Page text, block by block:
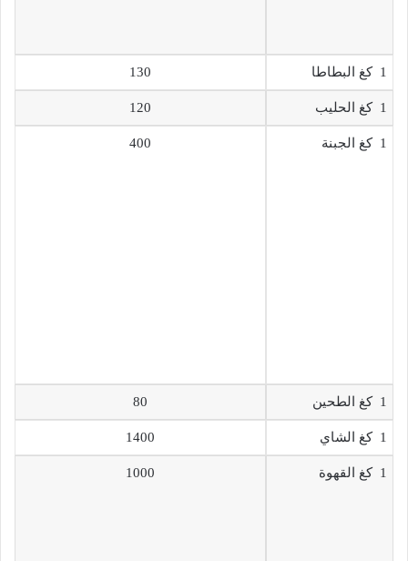
1 كغ البطاطا 130
1 كغ الحليب 120
1 كغ الجبنة 400
1 كغ الطحين 80
1 كغ الشاي 1400
1 كغ القهوة 1000